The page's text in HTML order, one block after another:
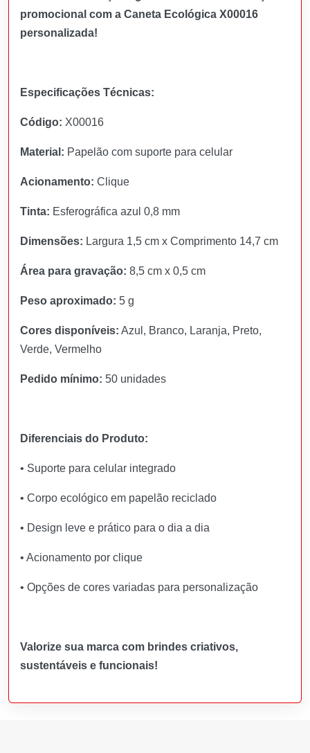
promocional com a Caneta Ecológica X00016
personalizada!
Especificações Técnicas:
Código: X00016
Material: Papelão com suporte para celular
Acionamento: Clique
Tinta: Esferográfica azul 0,8 mm
Dimensões: Largura 1,5 cm x Comprimento 14,7 cm
Área para gravação: 8,5 cm x 0,5 cm
Peso aproximado: 5 g
Cores disponíveis: Azul, Branco, Laranja, Preto,
Verde, Vermelho
Pedido mínimo: 50 unidades
Diferenciais do Produto:
• Suporte para celular integrado
• Corpo ecológico em papelão reciclado
• Design leve e prático para o dia a dia
• Acionamento por clique
• Opções de cores variadas para personalização
Valorize sua marca com brindes criativos,
sustentáveis e funcionais!